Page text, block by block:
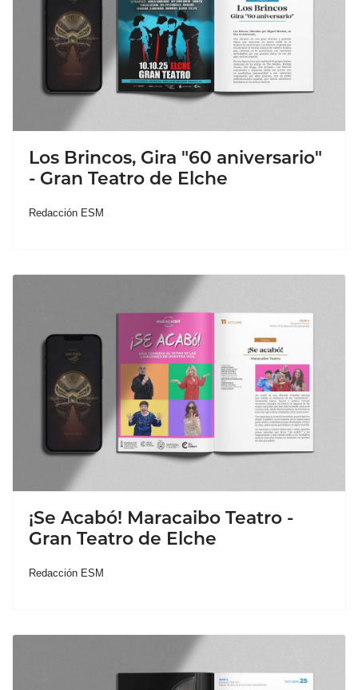
Los Brincos, Gira "60 aniversario"
- Gran Teatro de Elche
Redacción ESM
¡Se Acabó! Maracaibo Teatro -
Gran Teatro de Elche
Redacción ESM